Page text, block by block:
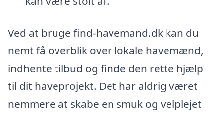
Ved at bruge find-havemand.dk kan du
nemt få overblik over lokale havemænd,
indhente tilbud og finde den rette hjælp
til dit haveprojekt. Det har aldrig været
nemmere at skabe en smuk og velplejet